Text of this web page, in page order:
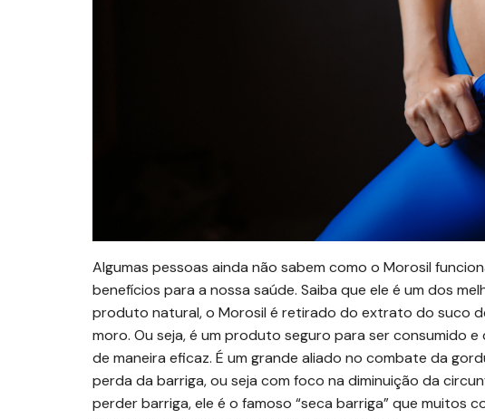
Algumas pessoas ainda não sabem como o Morosil
benefícios para a nossa saúde. Saiba que ele é um dos
produto natural, o Morosil é retirado do extrato do suco
moro. Ou seja, é um produto seguro para ser consumido
de maneira eficaz. É um grande aliado no combate da
perda da barriga, ou seja com foco na diminuição da
perder barriga, ele é o famoso “seca barriga” que muitos